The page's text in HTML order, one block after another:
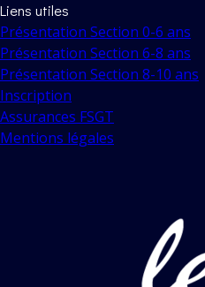
Liens utiles
Présentation Section 0-6 ans
Présentation Section 6-8 ans
Présentation Section 8-10 ans
Inscription
Assurances FSGT
Mentions légales